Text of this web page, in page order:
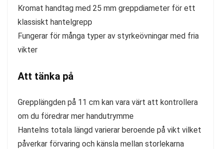
Kromat handtag med 25 mm greppdiameter för ett
klassiskt hantelgrepp
Fungerar för många typer av styrkeövningar med fria
vikter
Att tänka på
Grepplängden på 11 cm kan vara värt att kontrollera
om du föredrar mer handutrymme
Hantelns totala längd varierar beroende på vikt vilket
påverkar förvaring och känsla mellan storlekarna